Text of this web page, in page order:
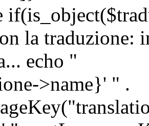
la traduzione:
echo "
>name}' " .